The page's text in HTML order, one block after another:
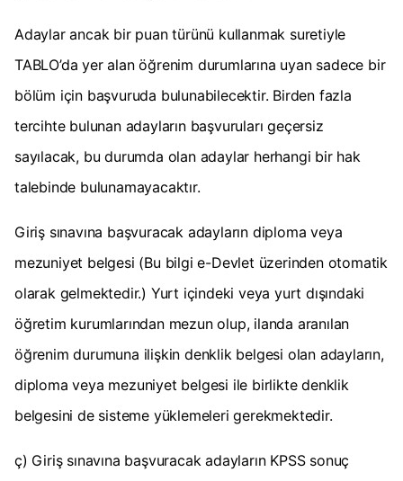
Adaylar ancak bir puan türünü kullanmak suretiyle
TABLO’da yer alan öğrenim durumlarına uyan sadece bir
bölüm için başvuruda bulunabilecektir. Birden fazla
tercihte bulunan adayların başvuruları geçersiz
sayılacak, bu durumda olan adaylar herhangi bir hak
talebinde bulunamayacaktır.
Giriş sınavına başvuracak adayların diploma veya
mezuniyet belgesi (Bu bilgi e-Devlet üzerinden otomatik
olarak gelmektedir.) Yurt içindeki veya yurt dışındaki
öğretim kurumlarından mezun olup, ilanda aranılan
öğrenim durumuna ilişkin denklik belgesi olan adayların,
diploma veya mezuniyet belgesi ile birlikte denklik
belgesini de sisteme yüklemeleri gerekmektedir.
ç) Giriş sınavına başvuracak adayların KPSS sonuç